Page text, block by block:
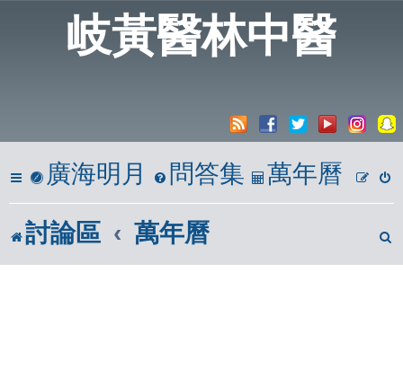
岐黃醫林中醫
廣海明月 問答集 萬年曆
討論區 萬年曆